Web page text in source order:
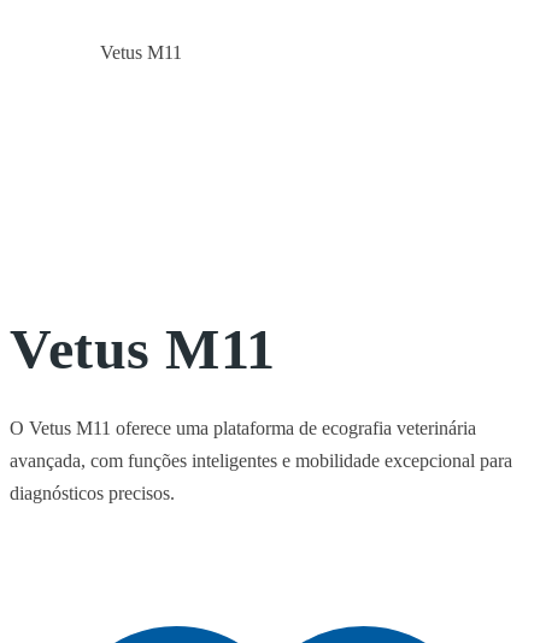
Vetus M11
Vetus M11
O Vetus M11 oferece uma plataforma de ecografia veterinária
avançada, com funções inteligentes e mobilidade excepcional para
diagnósticos precisos.